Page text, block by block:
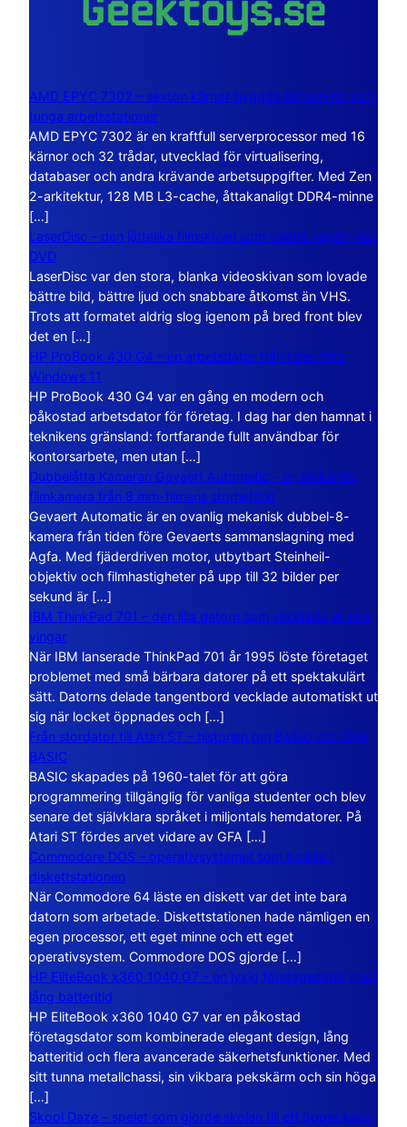
AMD EPYC 7302 – sexton kärnor byggda för servrar och
tunga arbetsstationer
AMD EPYC 7302 är en kraftfull serverprocessor med 16
kärnor och 32 trådar, utvecklad för virtualisering,
databaser och andra krävande arbetsuppgifter. Med Zen
2-arkitektur, 128 MB L3-cache, åttakanaligt DDR4-minne
[…]
LaserDisc – den jättelika filmskivan som visade vägen mot
DVD
LaserDisc var den stora, blanka videoskivan som lovade
bättre bild, bättre ljud och snabbare åtkomst än VHS.
Trots att formatet aldrig slog igenom på bred front blev
det en […]
HP ProBook 430 G4 – en arbetsdator från tiden före
Windows 11
HP ProBook 430 G4 var en gång en modern och
påkostad arbetsdator för företag. I dag har den hamnat i
teknikens gränsland: fortfarande fullt användbar för
kontorsarbete, men utan […]
Dubbelåtta Kameran Gevaert Automatic – en mekanisk
filmkamera från 8 mm-filmens storhetstid
Gevaert Automatic är en ovanlig mekanisk dubbel-8-
kamera från tiden före Gevaerts sammanslagning med
Agfa. Med fjäderdriven motor, utbytbart Steinheil-
objektiv och filmhastigheter på upp till 32 bilder per
sekund är […]
IBM ThinkPad 701 – den lilla datorn som vecklade ut sina
vingar
När IBM lanserade ThinkPad 701 år 1995 löste företaget
problemet med små bärbara datorer på ett spektakulärt
sätt. Datorns delade tangentbord vecklade automatiskt ut
sig när locket öppnades och […]
Från stordator till Atari ST – historien om BASIC och GFA
BASIC
BASIC skapades på 1960-talet för att göra
programmering tillgänglig för vanliga studenter och blev
senare det självklara språket i miljontals hemdatorer. På
Atari ST fördes arvet vidare av GFA […]
Commodore DOS – operativsystemet som bodde i
diskettstationen
När Commodore 64 läste en diskett var det inte bara
datorn som arbetade. Diskettstationen hade nämligen en
egen processor, ett eget minne och ett eget
operativsystem. Commodore DOS gjorde […]
HP EliteBook x360 1040 G7 – en lyxig företagsdator med
lång batteritid
HP EliteBook x360 1040 G7 var en påkostad
företagsdator som kombinerade elegant design, lång
batteritid och flera avancerade säkerhetsfunktioner. Med
sitt tunna metallchassi, sin vikbara pekskärm och sin höga
[…]
Skool Daze – spelet som gjorde skolan till ett öppet kaos